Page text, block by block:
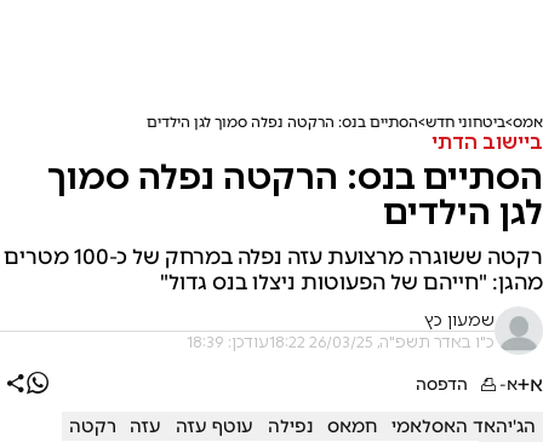
אמס ביטחוני חדש הסתיים בנס: הרקטה נפלה סמוך לגן הילדים
ביישוב הדתי
הסתיים בנס: הרקטה נפלה סמוך
לגן הילדים
רקטה ששוגרה מרצועת עזה נפלה במרחק של כ-100 מטרים
מהגן: "חייהם של הפעוטות ניצלו בנס גדול"
שמעון כץ
כ"ו באדר תשפ"ה, 26/03/25 18:22 עודכן: 18:39
א+א- הדפסה
הג'יהאד האסלאמי חמאס נפילה עוטף עזה עזה
רקטה